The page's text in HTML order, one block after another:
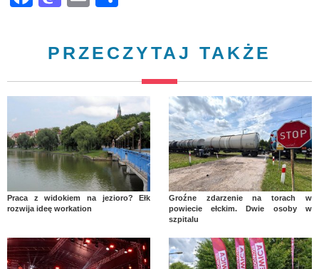
PRZECZYTAJ TAKŻE
Praca z widokiem na jezioro? Ełk
rozwija ideę workation
Groźne zdarzenie na torach w
powiecie ełckim. Dwie osoby w
szpitalu